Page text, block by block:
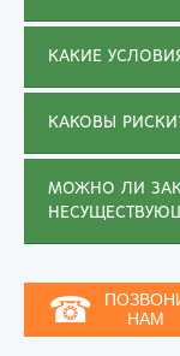
КАКИЕ
КАКОВЫ
МОЖНО ЛИ
☎
НАМ